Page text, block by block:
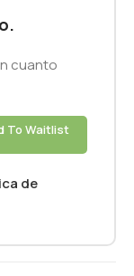
cuanto
To Waitlist
de